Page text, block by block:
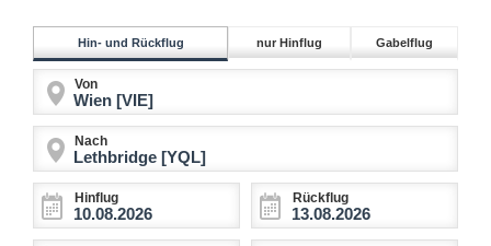
Hin- und Rückflug nur Hinflug Gabelflug
Von
Nach
Hinflug Rückflug